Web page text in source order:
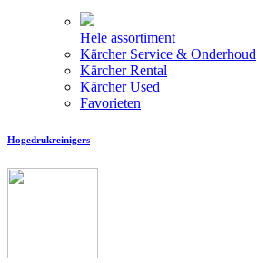
Hele assortiment
Kärcher Service & Onderhoud
Kärcher Rental
Kärcher Used
Favorieten
Hogedrukreinigers